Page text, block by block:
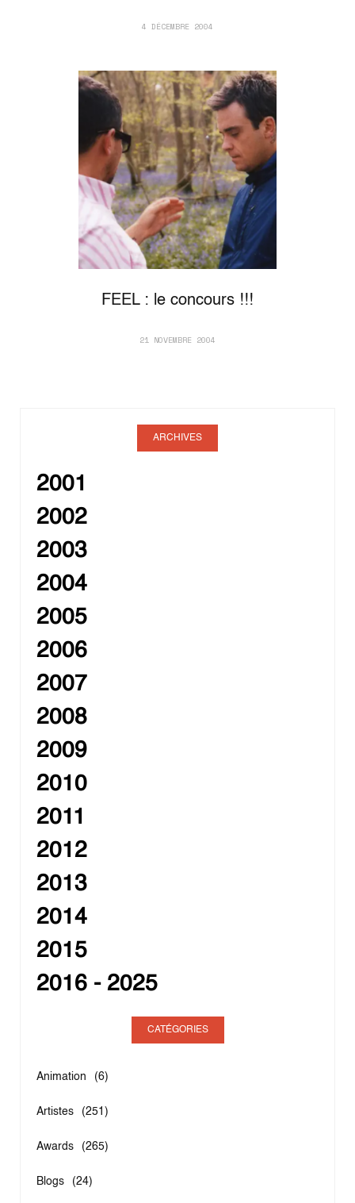
4 DÉCEMBRE 2004
FEEL : le concours !!!
21 NOVEMBRE 2004
ARCHIVES
2001
2002
2003
2004
2005
2006
2007
2008
2009
2010
2011
2012
2013
2014
2015
2016 - 2025
CATÉGORIES
Animation (6)
Artistes (251)
Awards (265)
Blogs (24)